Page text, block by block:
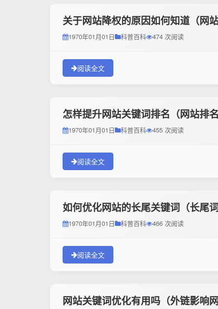
关于网站降权的原因如何知道（网
1970年01月01日 科普百科 474 次阅读
阅读全文
怎样提升网站关键词排名（网站排
1970年01月01日 科普百科 455 次阅读
阅读全文
如何优化网站的长尾关键词（长尾
1970年01月01日 科普百科 466 次阅读
阅读全文
网站关键词优化有用吗（外链影响